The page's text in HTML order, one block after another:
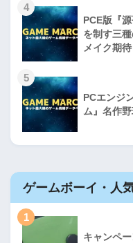
4
PCE版『
を制す三
メイク期待
5
PCエンジ
ム』名作
ゲームボーイ・人
1
キャンペ